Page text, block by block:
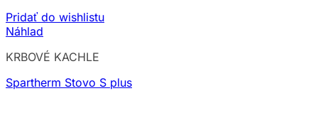
Pridať do wishlistu
Náhlad
KRBOVÉ KACHLE
Spartherm Stovo S plus